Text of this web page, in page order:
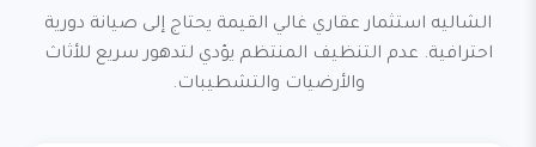
الشاليه استثمار عقاري غالي القيمة يحتاج إلى صيانة دورية
احترافية. عدم التنظيف المنتظم يؤدي لتدهور سريع للأثاث
والأرضيات والتشطيبات.